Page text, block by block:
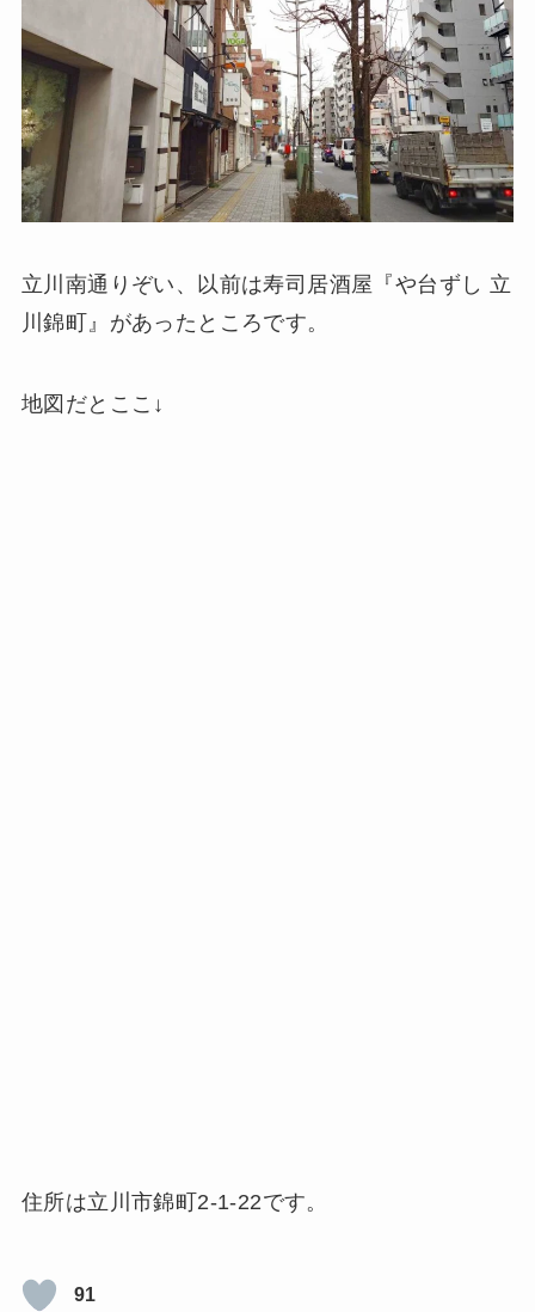
立川南通りぞい、以前は寿司居酒屋『や台ずし 立
川錦町』があったところです。
地図だとここ↓
住所は立川市錦町2-1-22です。
91